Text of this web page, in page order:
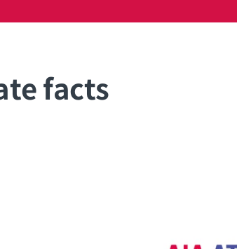
facts